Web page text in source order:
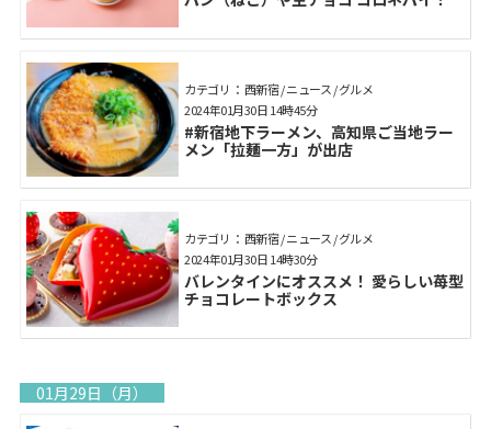
カテゴリ： 西新宿 / ニュース / グルメ
#新宿地下ラーメン、高知県ご当地ラー
メン「拉麺一方」が出店
2024年01月30日 14時45分
カテゴリ： 西新宿 / ニュース / グルメ
バレンタインにオススメ！ 愛らしい苺型
チョコレートボックス
2024年01月30日 14時30分
01月29日（月）